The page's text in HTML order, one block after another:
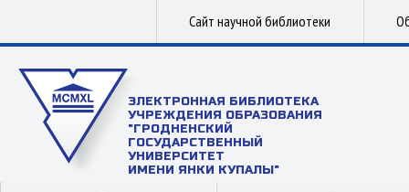
Сайт научной библиотеки
ЭЛЕКТРОННАЯ БИБЛИОТЕКА
УЧРЕЖДЕНИЯ ОБРАЗОВАНИЯ
"ГРОДНЕНСКИЙ
ГОСУДАРСТВЕННЫЙ
УНИВЕРСИТЕТ
ИМЕНИ ЯНКИ КУПАЛЫ"